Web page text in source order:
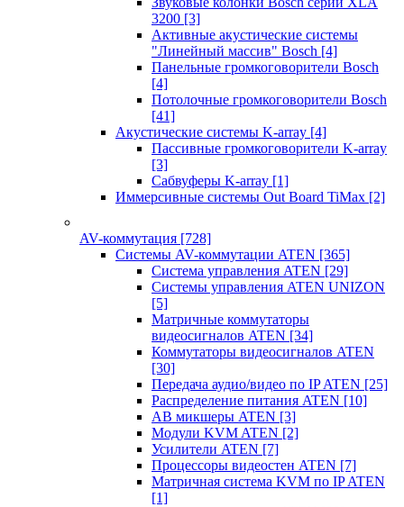
3200 [3]
Активные акустические системы
"Линейный массив" Bosch [4]
Панельные громкоговорители Bosch
[4]
Потолочные громкоговорители Bosch
[41]
Акустические системы K-array [4]
Пассивные громкоговорители K-array
[3]
Сабвуферы K-array [1]
Иммерсивные системы Out Board TiMax [2]
AV-коммутация [728]
Системы AV-коммутации ATEN [365]
Система управления ATEN [29]
Системы управления ATEN UNIZON
[5]
Матричные коммутаторы
видеосигналов ATEN [34]
Коммутаторы видеосигналов ATEN
[30]
Передача аудио/видео по IP ATEN [25]
Распределение питания ATEN [10]
АВ микшеры ATEN [3]
Модули KVM ATEN [2]
Усилители ATEN [7]
Процессоры видеостен ATEN [7]
Матричная система KVM по IP ATEN
[1]